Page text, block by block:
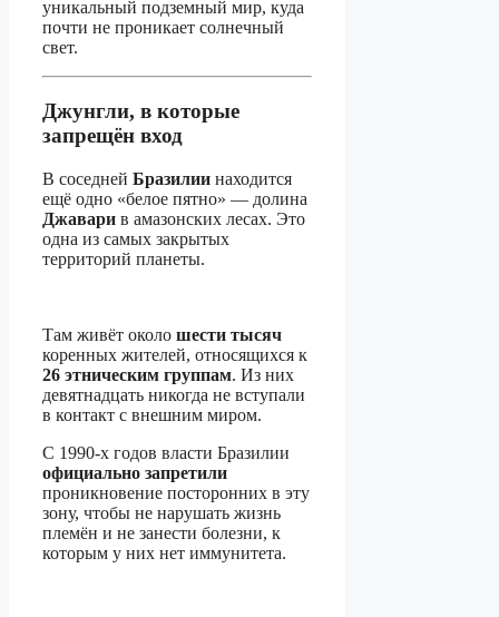
уникальный подземный мир, куда
почти не проникает солнечный
свет.
Джунгли, в которые
запрещён вход
В соседней Бразилии находится
ещё одно «белое пятно» — долина
Джавари в амазонских лесах. Это
одна из самых закрытых
территорий планеты.
Там живёт около шести тысяч
коренных жителей, относящихся к
26 этническим группам. Из них
девятнадцать никогда не вступали
в контакт с внешним миром.
С 1990-х годов власти Бразилии
официально запретили
проникновение посторонних в эту
зону, чтобы не нарушать жизнь
племён и не занести болезни, к
которым у них нет иммунитета.